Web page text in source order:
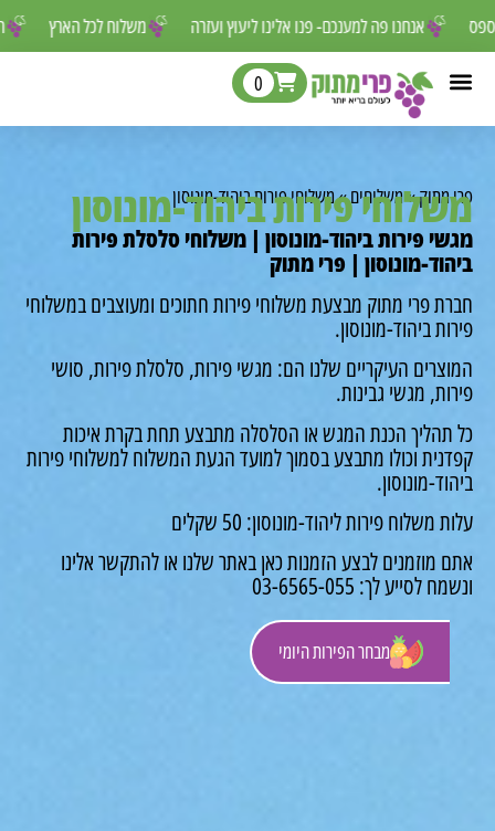
משלוח לכל הארץ אנחנו פה למענכם- פנו אלינו ליעוץ ועזרה לפספס
מבחר הפירות היומי
0
»משלוחים»משלוחי פירות ביהוד-מונוסון
פירות ביהוד-מונוסון
פירות ביהוד-מונוסון | משלוחי סלסלת פירות
מונוסון | פרי מתוק
פרי מתוק מבצעת משלוחי פירות חתוכים ומעוצבים במשלוחי
ביהוד-מונוסון.
העיקריים שלנו הם: מגשי פירות, סלסלת פירות, סושי
מגשי גבינות.
הכנת המגש או הסלסלה מתבצע תחת בקרת איכות
וכולו מתבצע בסמוך למועד הגעת המשלוח למשלוחי פירות
מונוסון.
פירות ליהוד-מונוסון: 50 שקלים
מוזמנים לבצע הזמנות כאן באתר שלנו או להתקשר אלינו
לך: 03-6565-055